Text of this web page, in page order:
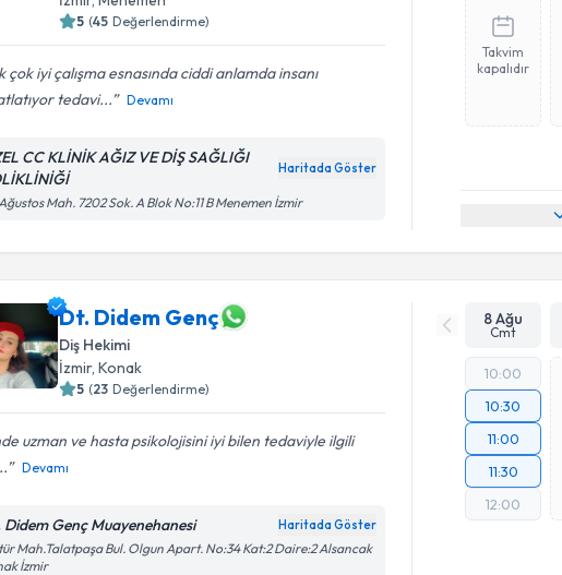
5 (45 Değerlendirme)
çok iyi çalışma esnasında ciddi anlamda insanı
tedavi...
Devamı
CC KLİNİK AĞIZ VE DİŞ SAĞLIĞI
Haritada Göster
Mah. 7202 Sok. A Blok No:11 B Menemen İzmir
Takvim
kapalıdır
Dt. Didem Genç
Diş Hekimi
İzmir, Konak
5 (23 Değerlendirme)
uzman ve hasta psikolojisini iyi bilen tedaviyle ilgili
Devamı
Didem Genç Muayenehanesi Haritada Göster
Mah.Talatpaşa Bul. Olgun Apart. No:34 Kat:2 Daire:2 Alsancak
İzmir
8 Ağu
Cmt
10:00
10:30
11:00
11:30
12:00